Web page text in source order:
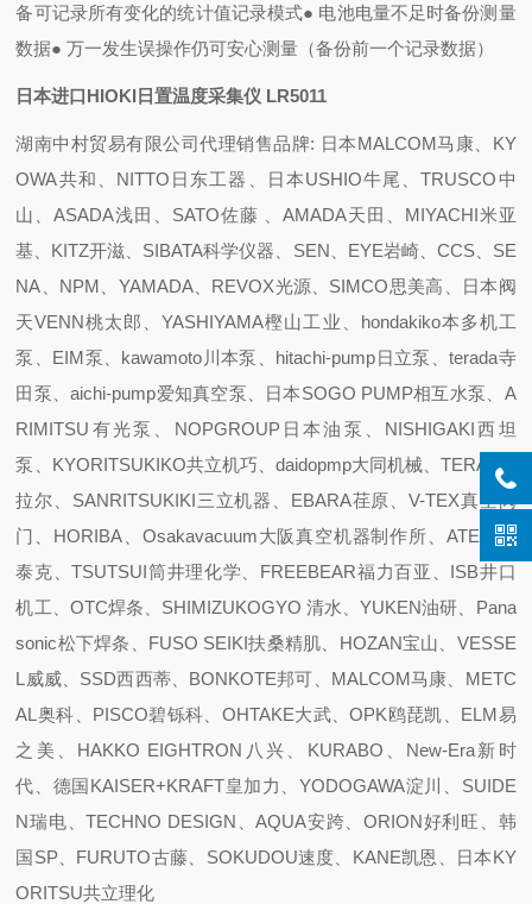
备可记录所有变化的统计值记录模式● 电池电量不足时备份测量
数据● 万一发生误操作仍可安心测量（备份前一个记录数据）
日本进口HIOKI日置温度采集仪 LR5011
湖南中村贸易有限公司代理销售品牌: 日本MALCOM马康、KY
OWA共和、NITTO日东工器、日本USHIO牛尾、TRUSCO中
山、ASADA浅田、SATO佐藤 、AMADA天田、MIYACHI米亚
基、KITZ开滋、SIBATA科学仪器、SEN、EYE岩崎、CCS、SE
NA、NPM、YAMADA、REVOX光源、SIMCO思美高、日本阀
天VENN桃太郎、YASHIYAMA樫山工业、hondakiko本多机工
泵、EIM泵、kawamoto川本泵、hitachi-pump日立泵、terada寺
田泵、aichi-pump爱知真空泵、日本SOGO PUMP相互水泵、A
RIMITSU有光泵、NOPGROUP日本油泵、NISHIGAKI西坦
泵、KYORITSUKIKO共立机巧、daidopmp大同机械、TERAL泰
拉尔、SANRITSUKIKI三立机器、EBARA荏原、V-TEX真空阀
门、HORIBA、Osakavacuum大阪真空机器制作所、ATEC 爱
泰克、TSUTSUI筒井理化学、FREEBEAR福力百亚、ISB井口
机工、OTC焊条、SHIMIZUKOGYO 清水、YUKEN油研、Pana
sonic松下焊条、FUSO SEIKI扶桑精肌、HOZAN宝山、VESSE
L威威、SSD西西蒂、BONKOTE邦可、MALCOM马康、METC
AL奥科、PISCO碧铄科、OHTAKE大武、OPK鸥琵凯、ELM易
之美、HAKKO EIGHTRON八兴、KURABO、New-Era新时
代、德国KAISER+KRAFT皇加力、YODOGAWA淀川、SUIDE
N瑞电、TECHNO DESIGN、AQUA安跨、ORION好利旺、韩
国SP、FURUTO古藤、SOKUDOU速度、KANE凯恩、日本KY
ORITSU共立理化